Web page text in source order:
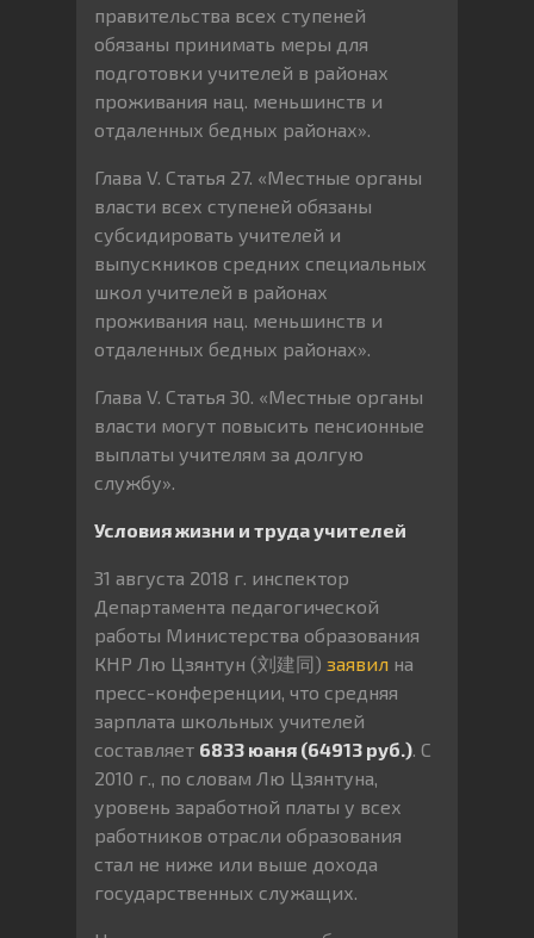
правительства всех ступеней
обязаны принимать меры для
подготовки учителей в районах
проживания нац. меньшинств и
отдаленных бедных районах».
Глава V. Статья 27. «Местные органы
власти всех ступеней обязаны
субсидировать учителей и
выпускников средних специальных
школ учителей в районах
проживания нац. меньшинств и
отдаленных бедных районах».
Глава V. Статья 30. «Местные органы
власти могут повысить пенсионные
выплаты учителям за долгую
службу».
Условия жизни и труда учителей
31 августа 2018 г. инспектор
Департамента педагогической
работы Министерства образования
КНР Лю Цзянтун (刘建同) заявил на
пресс-конференции, что средняя
зарплата школьных учителей
составляет 6833 юаня (64913 руб.). С
2010 г., по словам Лю Цзянтуна,
уровень заработной платы у всех
работников отрасли образования
стал не ниже или выше дохода
государственных служащих.